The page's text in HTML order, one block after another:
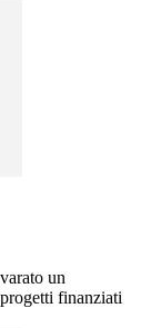
un
finanziati